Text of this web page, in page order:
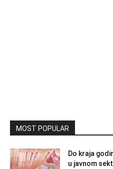
MOST POPULAR
Do kraja
u javnom